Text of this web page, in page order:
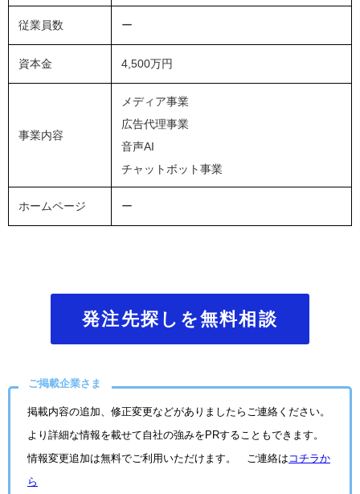
従業員数 ー
資本金 4,500万円
事業内容
メディア事業
広告代理事業
音声AI
チャットボット事業
ホームページ ー
発注先探しを無料相談
ご掲載企業さま
掲載内容の追加、修正変更などがありましたらご連絡ください。
より詳細な情報を載せて自社の強みをPRすることもできます。
情報変更追加は無料でご利用いただけます。 ご連絡は コチラか
ら